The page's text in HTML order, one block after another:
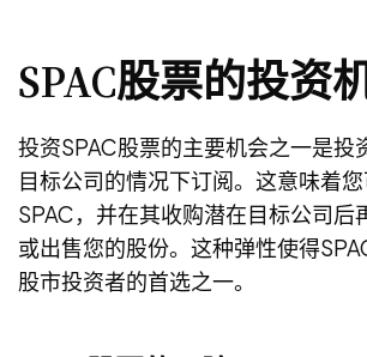
SPAC股票的投资
投资SPAC股票的主要机会之一是投
目标公司的情况下订阅。这意味着
SPAC，并在其收购潜在目标公司后
或出售您的股份。这种弹性使得
股市投资者的首选之一。